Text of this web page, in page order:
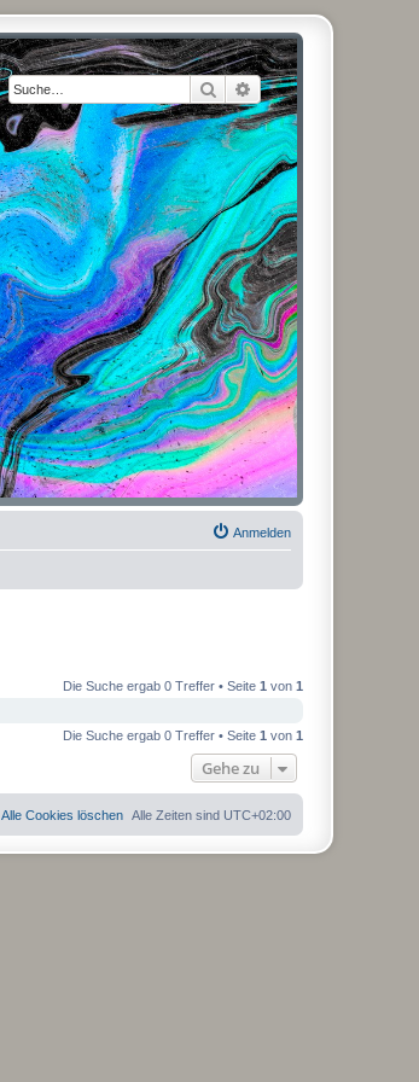
Suche Erweiterte Suche
Anmelden
Die Suche ergab 0 Treffer • Seite 1 von 1
Die Suche ergab 0 Treffer • Seite 1 von 1
Gehe zu
Alle Zeiten sind UTC+02:00
Alle Cookies löschen